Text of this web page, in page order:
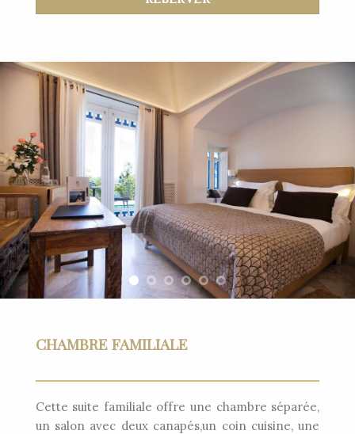
CHAMBRE FAMILIALE
Cette suite familiale offre une chambre séparée,
un salon avec deux canapés,un coin cuisine, une